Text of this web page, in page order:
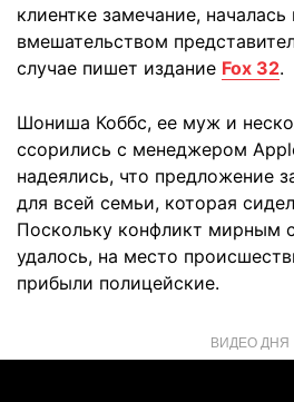
клиентке замечание,
вмешательством
случае пишет издание Fox 32.
Шониша Коббс, ее муж и
ссорились с менеджером
надеялись, что предложение
для всей семьи, которая
Поскольку конфликт мирным
удалось, на место
прибыли полицейские.
ВИДЕО ДНЯ